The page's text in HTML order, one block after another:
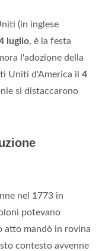
(in inglese
luglio, è la festa
l'adozione della
Uniti d'America il 4
si distaccarono
nel 1773 in
potevano
atto mandò in rovina
contesto avvenne